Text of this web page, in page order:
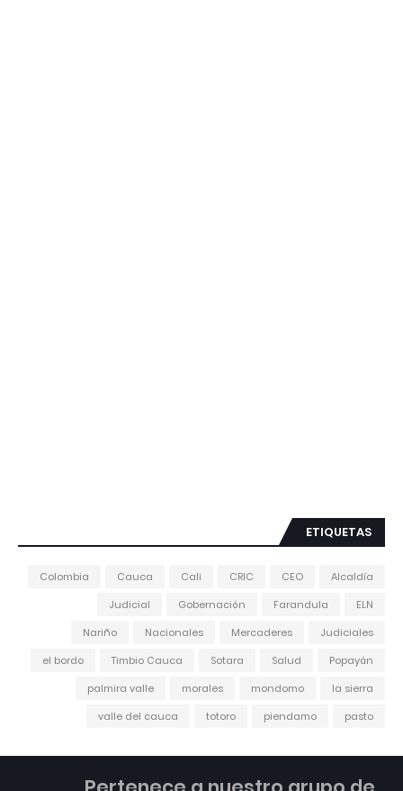
ETIQUETAS
Alcaldía
CEO
CRIC
Cali
Cauca
Colombia
ELN
Farandula
Gobernación
Judicial
Judiciales
Mercaderes
Nacionales
Nariño
Popayán
Salud
Sotara
Timbio Cauca
el bordo
la sierra
mondomo
morales
palmira valle
pasto
piendamo
totoro
valle del cauca